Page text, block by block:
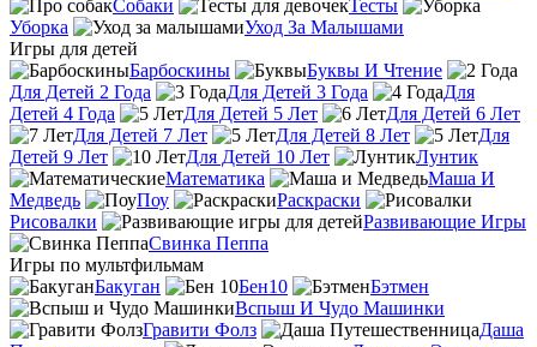
Собаки
Тесты
Уборка
Уход За Малышами
Игры для детей
Барбоскины
Буквы И Чтение
Для Детей 2 Года
Для Детей 3 Года
Для
Детей 4 Года
Для Детей 5 Лет
Для Детей 6 Лет
Для Детей 7 Лет
Для Детей 8 Лет
Для
Детей 9 Лет
Для Детей 10 Лет
Лунтик
Математика
Маша И
Медведь
Поу
Раскраски
Рисовалки
Развивающие Игры
Свинка Пеппа
Игры по мультфильмам
Бакуган
Бен10
Бэтмен
Вспыш И Чудо Машинки
Гравити Фолз
Даша